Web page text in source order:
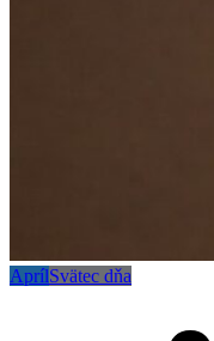
AprílSvätec dňa